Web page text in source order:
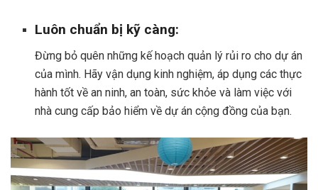
Luôn chuẩn bị kỹ càng:
Đừng bỏ quên những kế hoạch quản lý rủi ro cho dự án
của mình. Hãy vận dụng kinh nghiệm, áp dụng các thực
hành tốt về an ninh, an toàn, sức khỏe và làm việc với
nhà cung cấp bảo hiểm về dự án cộng đồng của bạn.